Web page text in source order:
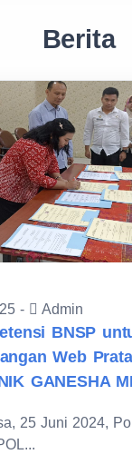
Berita
- Admin
BNSP
Web
GANESHA
25 Juni 2024,